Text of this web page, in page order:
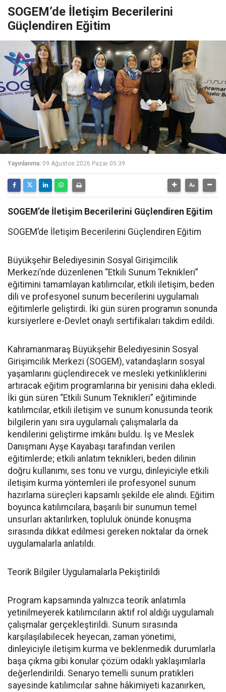
SOGEM’de İletişim Becerilerini
Güçlendiren Eğitim
Yayınlanma: 09 Ağustos 2026 Pazar 05:39
SOGEM’de İletişim Becerilerini Güçlendiren Eğitim
SOGEM’de İletişim Becerilerini Güçlendiren Eğitim
Büyükşehir Belediyesinin Sosyal Girişimcilik
Merkezi’nde düzenlenen “Etkili Sunum Teknikleri”
eğitimini tamamlayan katılımcılar, etkili iletişim, beden
dili ve profesyonel sunum becerilerini uygulamalı
eğitimlerle geliştirdi. İki gün süren programın sonunda
kursiyerlere e-Devlet onaylı sertifikaları takdim edildi.
Kahramanmaraş Büyükşehir Belediyesinin Sosyal
Girişimcilik Merkezi (SOGEM), vatandaşların sosyal
yaşamlarını güçlendirecek ve mesleki yetkinliklerini
artıracak eğitim programlarına bir yenisini daha ekledi.
İki gün süren “Etkili Sunum Teknikleri” eğitiminde
katılımcılar, etkili iletişim ve sunum konusunda teorik
bilgilerin yanı sıra uygulamalı çalışmalarla da
kendilerini geliştirme imkânı buldu. İş ve Meslek
Danışmanı Ayşe Kayabaşı tarafından verilen
eğitimlerde; etkili anlatım teknikleri, beden dilinin
doğru kullanımı, ses tonu ve vurgu, dinleyiciyle etkili
iletişim kurma yöntemleri ile profesyonel sunum
hazırlama süreçleri kapsamlı şekilde ele alındı. Eğitim
boyunca katılımcılara, başarılı bir sunumun temel
unsurları aktarılırken, topluluk önünde konuşma
sırasında dikkat edilmesi gereken noktalar da örnek
uygulamalarla anlatıldı.
Teorik Bilgiler Uygulamalarla Pekiştirildi
Program kapsamında yalnızca teorik anlatımla
yetinilmeyerek katılımcıların aktif rol aldığı uygulamalı
çalışmalar gerçekleştirildi. Sunum sırasında
karşılaşılabilecek heyecan, zaman yönetimi,
dinleyiciyle iletişim kurma ve beklenmedik durumlarla
başa çıkma gibi konular çözüm odaklı yaklaşımlarla
değerlendirildi. Senaryo temelli sunum pratikleri
sayesinde katılımcılar sahne hâkimiyeti kazanırken,